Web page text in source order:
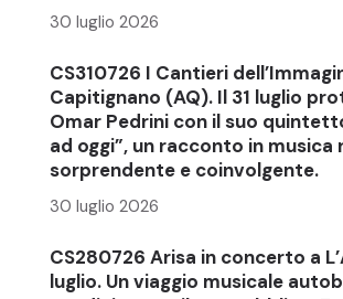
30 luglio 2026
CS310726 I Cantieri
Capitignano (AQ). Il 31 luglio
Omar Pedrini con il suo
ad oggi”, un racconto in musica
sorprendente e coinvolgente.
30 luglio 2026
CS280726 Arisa in concerto a
luglio. Un viaggio musicale